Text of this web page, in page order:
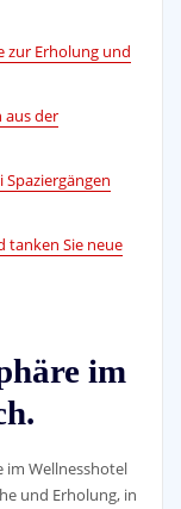
zur Erholung und
aus der
tanken Sie neue
im
im Wellnesshotel
und Erholung, in